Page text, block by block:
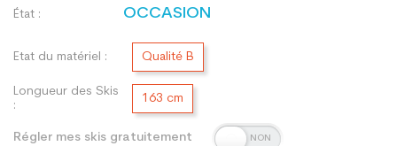
État : OCCASION
Etat du matériel : Qualité B
Longueur des Skis
:
163 cm
Régler mes skis gratuitement